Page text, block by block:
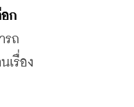
ก
รถ
เรื่อง